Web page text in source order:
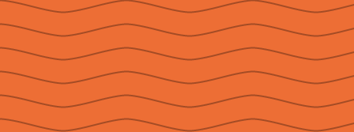
Don Fabio Attard
Social
Seguici su Facebook
Seguici su Instagram
Seguici su YouTube